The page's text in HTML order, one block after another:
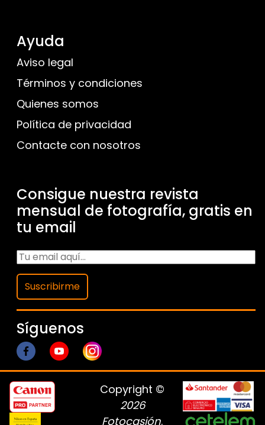
Ayuda
Aviso legal
Términos y condiciones
Quienes somos
Política de privacidad
Contacte con nosotros
Consigue nuestra revista
mensual de fotografía, gratis en
tu email
Suscribirme
Síguenos
Copyright ©
2026
Fotocasión.